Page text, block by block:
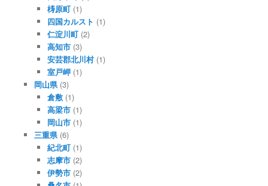
梼原町 (1)
四国カルスト (1)
仁淀川町 (2)
高知市 (3)
安芸郡北川村(1)
室戸岬 (1)
岡山県(3)
倉敷 (1)
高梁市 (1)
岡山市 (1)
三重県(6)
紀北町 (1)
志摩市 (2)
伊勢市 (2)